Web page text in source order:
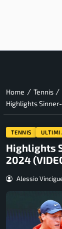
Home / Tennis /
Highlights
TENNIS ULTIMI
Highlights
2024
Alessio